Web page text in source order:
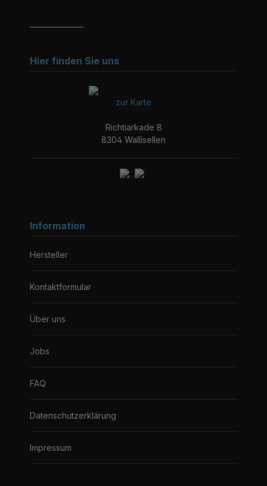
Hier finden Sie uns
zur Karte
Richtiarkade 8
8304 Wallisellen
Information
Hersteller
Kontaktformular
Über uns
Jobs
FAQ
Datenschutzerklärung
Impressum